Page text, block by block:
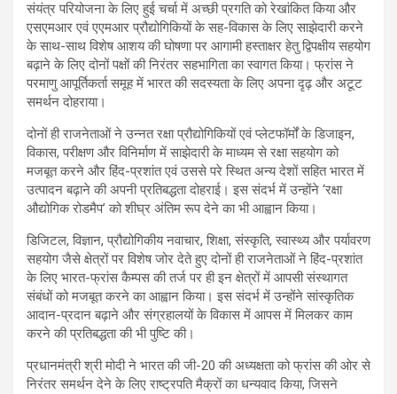
संयंत्र परियोजना के लिए हुई चर्चा में अच्छी प्रगति को रेखांकित किया और
एसएमआर एवं एएमआर प्रौद्योगिकियों के सह-विकास के लिए साझेदारी करने
के साथ-साथ विशेष आशय की घोषणा पर आगामी हस्ताक्षर हेतु द्विपक्षीय सहयोग
बढ़ाने के लिए दोनों पक्षों की निरंतर सहभागिता का स्वागत किया। फ्रांस ने
परमाणु आपूर्तिकर्ता समूह में भारत की सदस्यता के लिए अपना दृढ़ और अटूट
समर्थन दोहराया।
दोनों ही राजनेताओं ने उन्नत रक्षा प्रौद्योगिकियों एवं प्लेटफॉर्मों के डिजाइन,
विकास, परीक्षण और विनिर्माण में साझेदारी के माध्यम से रक्षा सहयोग को
मजबूत करने और हिंद-प्रशांत एवं उससे परे स्थित अन्‍य देशों सहित भारत में
उत्पादन बढ़ाने की अपनी प्रतिबद्धता दोहराई। इस संदर्भ में उन्होंने ‘रक्षा
औद्योगिक रोडमैप’ को शीघ्र अंतिम रूप देने का भी आह्वान किया।
डिजिटल, विज्ञान, प्रौद्योगिकीय नवाचार, शिक्षा, संस्कृति, स्वास्थ्य और पर्यावरण
सहयोग जैसे क्षेत्रों पर विशेष जोर देते हुए दोनों ही राजनेताओं ने हिंद-प्रशांत
के लिए भारत-फ्रांस कैम्पस की तर्ज पर ही इन क्षेत्रों में आपसी संस्थागत
संबंधों को मजबूत करने का आह्वान किया। इस संदर्भ में उन्होंने सांस्कृतिक
आदान-प्रदान बढ़ाने और संग्रहालयों के विकास में आपस में मिलकर काम
करने की प्रतिबद्धता की भी पुष्टि की।
प्रधानमंत्री श्री मोदी ने भारत की जी-20 की अध्यक्षता को फ्रांस की ओर से
निरंतर समर्थन देने के लिए राष्ट्रपति मैक्रों का धन्यवाद किया, जिसने